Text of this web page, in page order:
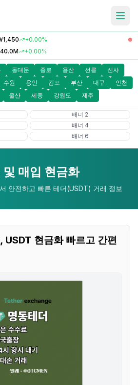
+0.00%
+0.00%
동대문 종로 용산 선릉
신사
수원 용인 김포 부산 대구
인천
울산 세종 강원도 제주
배너 2
배너 4
배너 6
및 매입 현금화
안전하고 빠른 테더(USDT) 거래 정보
USDT 현금화 빠르고 간편